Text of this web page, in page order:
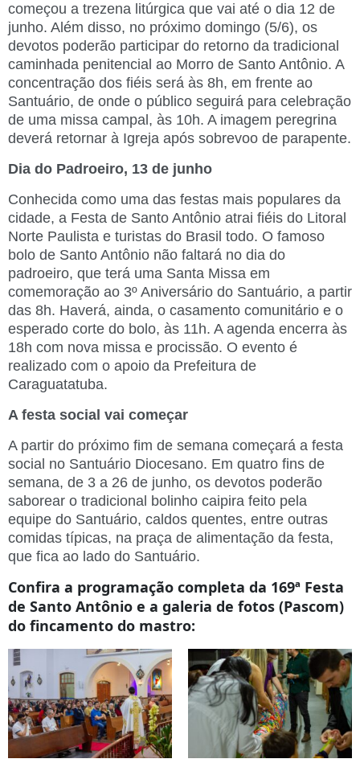
começou a trezena litúrgica que vai até o dia 12 de
junho. Além disso, no próximo domingo (5/6), os
devotos poderão participar do retorno da tradicional
caminhada penitencial ao Morro de Santo Antônio. A
concentração dos fiéis será às 8h, em frente ao
Santuário, de onde o público seguirá para celebração
de uma missa campal, às 10h. A imagem peregrina
deverá retornar à Igreja após sobrevoo de parapente.
Dia do Padroeiro, 13 de junho
Conhecida como uma das festas mais populares da
cidade, a Festa de Santo Antônio atrai fiéis do Litoral
Norte Paulista e turistas do Brasil todo. O famoso
bolo de Santo Antônio não faltará no dia do
padroeiro, que terá uma Santa Missa em
comemoração ao 3º Aniversário do Santuário, a partir
das 8h. Haverá, ainda, o casamento comunitário e o
esperado corte do bolo, às 11h. A agenda encerra às
18h com nova missa e procissão. O evento é
realizado com o apoio da Prefeitura de
Caraguatatuba.
A festa social vai começar
A partir do próximo fim de semana começará a festa
social no Santuário Diocesano. Em quatro fins de
semana, de 3 a 26 de junho, os devotos poderão
saborear o tradicional bolinho caipira feito pela
equipe do Santuário, caldos quentes, entre outras
comidas típicas, na praça de alimentação da festa,
que fica ao lado do Santuário.
Confira a programação completa da 169ª Festa
de Santo Antônio e a galeria de fotos (Pascom)
do fincamento do mastro: